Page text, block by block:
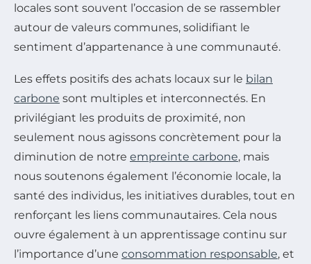
locales sont souvent l’occasion de se rassembler
autour de valeurs communes, solidifiant le
sentiment d’appartenance à une communauté.
Les effets positifs des achats locaux sur le bilan
carbone sont multiples et interconnectés. En
privilégiant les produits de proximité, non
seulement nous agissons concrètement pour la
diminution de notre empreinte carbone, mais
nous soutenons également l’économie locale, la
santé des individus, les initiatives durables, tout en
renforçant les liens communautaires. Cela nous
ouvre également à un apprentissage continu sur
l’importance d’une consommation responsable, et